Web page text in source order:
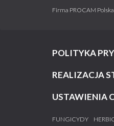
Firma PROCAM
POLITYKA
REALIZACJA
USTAWIENIA
FUNGICYDY